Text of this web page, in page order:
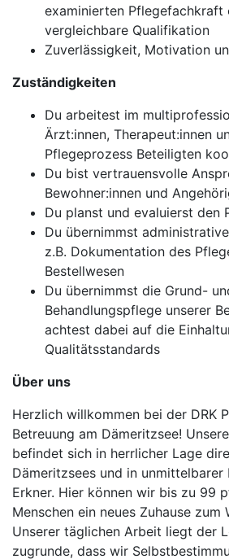
examinierten Pflegefachkraft
vergleichbare Qualifikation
Zuverlässigkeit, Motivation
Zuständigkeiten
Du arbeitest im
Ärzt:innen, Therapeut:innen
Pflegeprozess Beteiligten
Du bist vertrauensvolle
Bewohner:innen und
Du planst und evaluierst den
Du übernimmst
z.B. Dokumentation des
Bestellwesen
Du übernimmst die Grund-
Behandlungspflege unserer
achtest dabei auf die
Qualitätsstandards
Über uns
Herzlich willkommen bei der DRK
Betreuung am Dämeritzsee!
befindet sich in herrlicher Lage
Dämeritzsees und in unmittelbarer
Erkner. Hier können wir bis zu 99
Menschen ein neues Zuhause zum
Unserer täglichen Arbeit liegt der
zugrunde, dass wir